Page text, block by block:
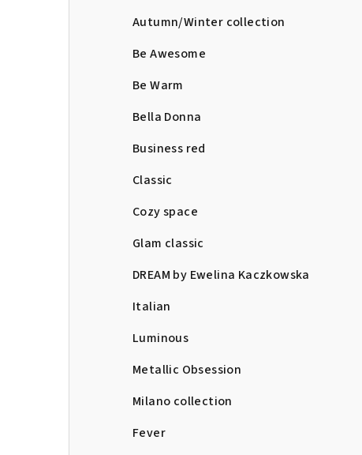
Autumn/Winter collection
Be Awesome
Be Warm
Bella Donna
Business red
Classic
Cozy space
Glam classic
DREAM by Ewelina Kaczkowska
Italian
Luminous
Metallic Obsession
Milano collection
Fever